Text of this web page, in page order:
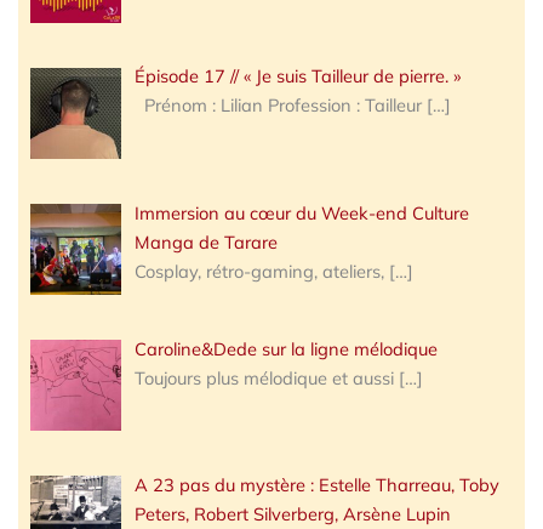
Épisode 17 // « Je suis Tailleur de pierre. »
Prénom : Lilian Profession : Tailleur […]
Immersion au cœur du Week-end Culture
Manga de Tarare
Cosplay, rétro-gaming, ateliers, […]
Caroline&Dede sur la ligne mélodique
Toujours plus mélodique et aussi […]
A 23 pas du mystère : Estelle Tharreau, Toby
Peters, Robert Silverberg, Arsène Lupin